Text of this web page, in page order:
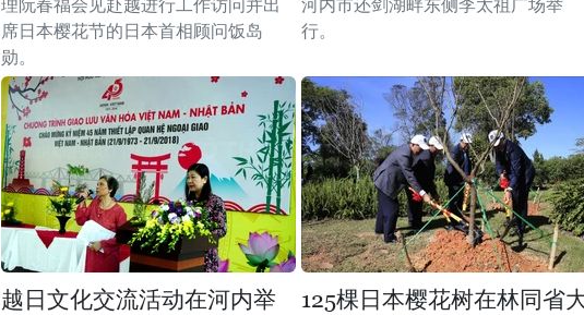
理阮春福会见赴越进行工作访问并出
席日本樱花节的日本首相顾问饭岛
勋。
河内市还剑湖畔东侧李太祖广场举
行。
越日文化交流活动在河内举
125棵日本樱花树在林同省